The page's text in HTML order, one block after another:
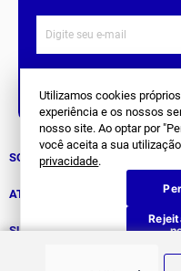
Utilizamos cookies
experiência e os nossos
nosso site. Ao optar por
você aceita a sua
privacidade.
Siga Nos
SOBRE NÓS
História
Patrocinados
ATENDIMENTO
Whatsapp
SUPORTE